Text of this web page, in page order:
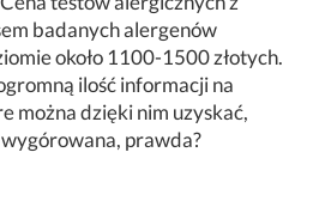
badanych alergenów
około 1100-1500 złotych.
ilość informacji na
można dzięki nim uzyskać,
prawda?